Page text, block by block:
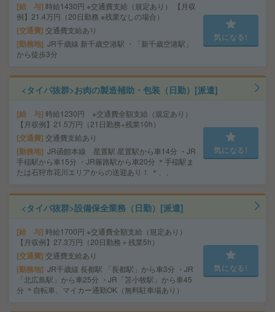
給 与 時給1430円 ※交通費支給（規定あり） 【月収
例】21.4万円（20日勤務 ※残業なしの場合）
交通費 交通費支給あり
勤務地 JR千歳線 新千歳空港駅 ・「新千歳空港駅」
から徒歩3分
気になる!
<タイパ抜群>お肉の製造補助・包装（日勤）[派遣]
給 与 時給1230円 ※交通費全額支給（規定あり）
【月収例】21.5万円（21日勤務+残業10h）
交通費 交通費支給あり
勤務地 JR函館本線 星置駅 星置駅から車14分 ・JR
手稲駅から車15分 ・JR篠路駅から車20分 ＊手稲駅ま
たは石狩市花川エリアからの送迎あり！ ＊、、
気になる!
<タイパ抜群>設備保全業務（日勤）[派遣]
給 与 時給1700円 ※交通費全額支給（規定あり）
【月収例】27.3万円（20日勤務＋残業5h）
交通費 交通費支給あり
勤務地 JR千歳線 長都駅 「長都駅」から車3分 ・JR
「北広島駅」から車25分 ・JR「苫小牧駅」から車45
分 ＊自転車、マイカー通勤OK（無料駐車場あり）
気になる!